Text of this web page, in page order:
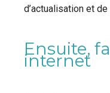
d’actualisation et de
Ensuite,
internet